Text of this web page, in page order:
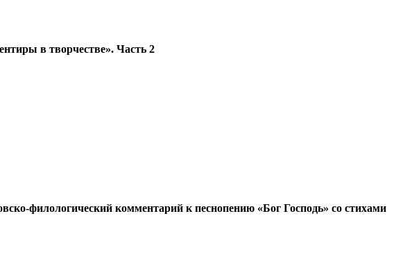
в творчестве». Часть 2
филологический комментарий к песнопению «Бог Господь» со стихами